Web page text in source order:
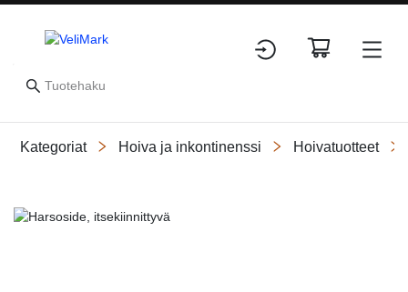
Kategoriat Hoiva ja inkontinenssi Hoivatuotteet
Slide 1 of 1